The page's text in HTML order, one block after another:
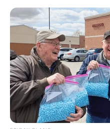
Перейти
Groza-
Громада Закарпаття